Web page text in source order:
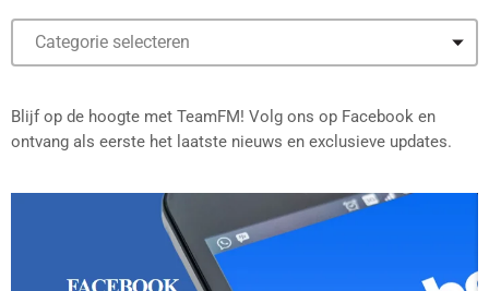
Blijf op de hoogte met TeamFM! Volg ons op Facebook en
ontvang als eerste het laatste nieuws en exclusieve updates.